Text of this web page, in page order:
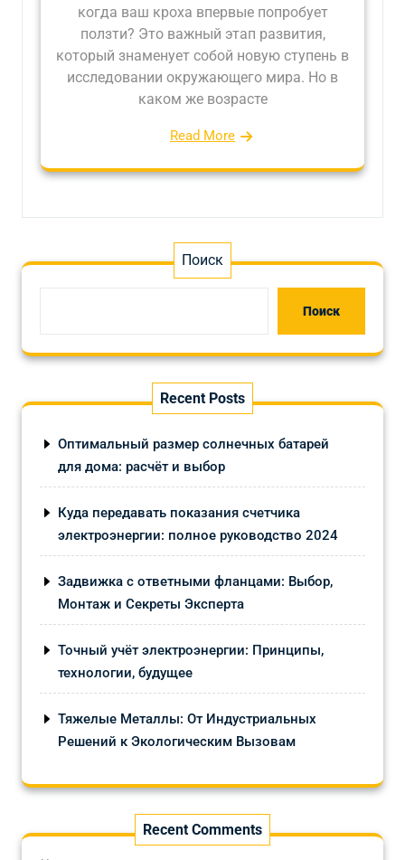
когда ваш кроха впервые попробует
ползти? Это важный этап развития,
который знаменует собой новую ступень в
исследовании окружающего мира. Но в
каком же возрасте
Read More
Поиск
Поиск
Recent Posts
Оптимальный размер солнечных батарей
для дома: расчёт и выбор
Куда передавать показания счетчика
электроэнергии: полное руководство 2024
Задвижка с ответными фланцами: Выбор,
Монтаж и Секреты Эксперта
Точный учёт электроэнергии: Принципы,
технологии, будущее
Тяжелые Металлы: От Индустриальных
Решений к Экологическим Вызовам
Recent Comments